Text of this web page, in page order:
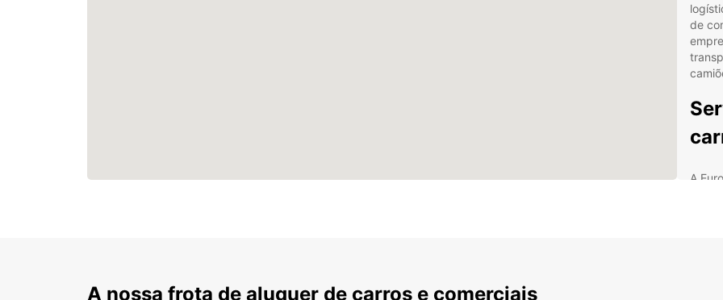
de
A
A nossa frota de aluguer de carros e comerciais